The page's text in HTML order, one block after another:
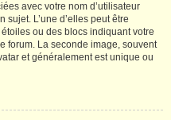
avec votre nom d’utilisateur
sujet. L’une d’elles peut être
ou des blocs indiquant votre
forum. La seconde image, souvent
et généralement est unique ou